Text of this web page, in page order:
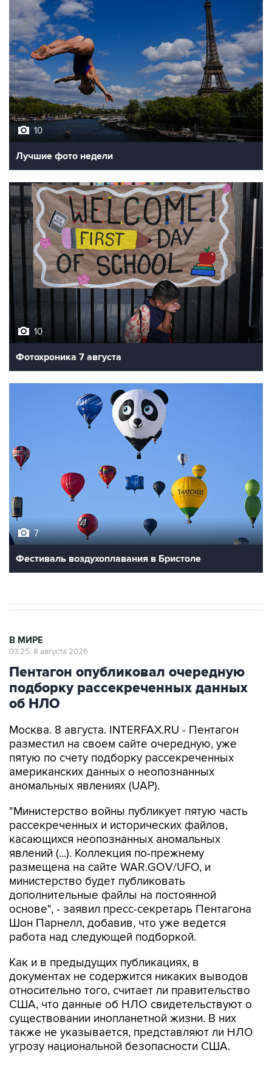
10
Лучшие фото недели
10
Фотохроника 7 августа
Фестиваль воздухоплавания в Бристоле
Пентагон опубликовал очередную
подборку рассекреченных данных
об НЛО
Москва. 8 августа. INTERFAX.RU - Пентагон
пятую по счету подборку рассекреченных
американских данных о неопознанных
аномальных явлениях (UAP).
"Министерство войны публикует пятую часть
касающихся неопознанных аномальных
явлений (...). Коллекция по-прежнему
размещена на сайте WAR.GOV/UFO, и
министерство будет публиковать
дополнительные файлы на постоянной
основе", - заявил пресс-секретарь Пентагона
Шон Парнелл, добавив, что уже ведется
работа над следующей подборкой.
Как и в предыдущих публикациях, в
относительно того, считает ли правительство
США, что данные об НЛО свидетельствуют о
существовании инопланетной жизни. В них
также не указывается, представляют ли НЛО
угрозу национальной безопасности США.
В Пентагоне подчеркивают, что публикация